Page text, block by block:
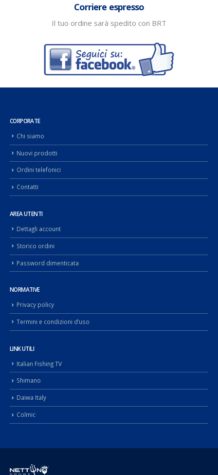
Corriere espresso
Il tuo ordine sarà spedito con BRT
CORPORATE
Chi siamo
Nuovi prodotti
Ordini telefonici
Contatti
AREA UTENTI
Dettagli account
Storico ordini
Password dimenticata
NORMATIVE
Privacy policy
Termini e condizioni d’uso
LINK UTILI
Italian Fishing TV
Shimano
Daiwa Italy
Colmic